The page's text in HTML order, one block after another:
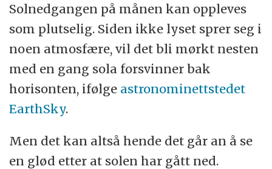
Solnedgangen på månen kan oppleves
som plutselig. Siden ikke lyset sprer seg i
noen atmosfære, vil det bli mørkt nesten
med en gang sola forsvinner bak
horisonten, ifølge astronominettstedet
EarthSky.
Men det kan altså hende det går an å se
en glød etter at solen har gått ned.